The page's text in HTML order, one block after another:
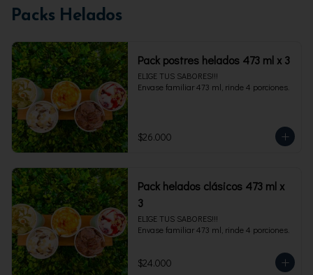
Packs Helados
Pack postres helados 473 ml x 3
ELIGE TUS SABORES!!!
Envase familiar 473 ml, rinde 4 porciones.
$26.000
Pack helados clásicos 473 ml x
3
ELIGE TUS SABORES!!!
Envase familiar 473 ml, rinde 4 porciones.
$24.000